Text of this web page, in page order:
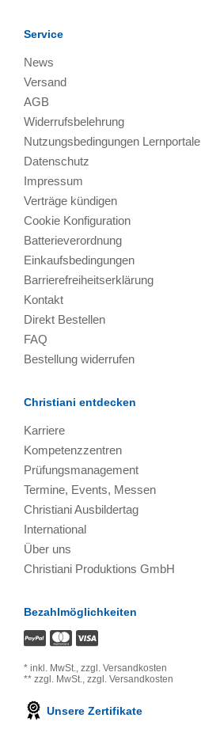
Service
News
Versand
AGB
Widerrufsbelehrung
Nutzungsbedingungen Lernportale
Datenschutz
Impressum
Verträge kündigen
Cookie Konfiguration
Batterieverordnung
Einkaufsbedingungen
Barrierefreiheitserklärung
Kontakt
Direkt Bestellen
FAQ
Bestellung widerrufen
Christiani entdecken
Karriere
Kompetenzzentren
Prüfungsmanagement
Termine, Events, Messen
Christiani Ausbildertag
International
Über uns
Christiani Produktions GmbH
Bezahlmöglichkeiten
* inkl. MwSt., zzgl. Versandkosten
** zzgl. MwSt., zzgl. Versandkosten
Unsere Zertifikate